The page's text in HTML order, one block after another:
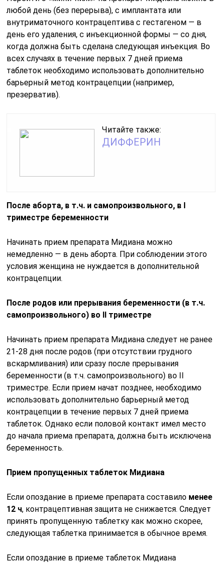
любой день (без перерыва), с имплантата или
внутриматочного контрацептива с гестагеном — в
день его удаления, с инъекционной формы — со дня,
когда должна быть сделана следующая инъекция. Во
всех случаях в течение первых 7 дней приема
таблеток необходимо использовать дополнительно
барьерный метод контрацепции (например,
презерватив).
Читайте также:
ДИФФЕРИН
После аборта, в т.ч. и самопроизвольного, в I
триместре беременности
Начинать прием препарата Мидиана можно
немедленно — в день аборта. При соблюдении этого
условия женщина не нуждается в дополнительной
контрацепции.
После родов или прерывания беременности (в т.ч.
самопроизвольного) во II триместре
Начинать прием препарата Мидиана следует не ранее
21-28 дня после родов (при отсутствии грудного
вскармливания) или сразу после прерывания
беременности (в т.ч. самопроизвольного) во II
триместре. Если прием начат позднее, необходимо
использовать дополнительно барьерный метод
контрацепции в течение первых 7 дней приема
таблеток. Однако если половой контакт имел место
до начала приема препарата, должна быть исключена
беременность.
Прием пропущенных таблеток Мидиана
Если опоздание в приеме препарата составило менее
12 ч, контрацептивная защита не снижается. Следует
принять пропущенную таблетку как можно скорее,
следующая таблетка принимается в обычное время.
Если опоздание в приеме таблеток Мидиана